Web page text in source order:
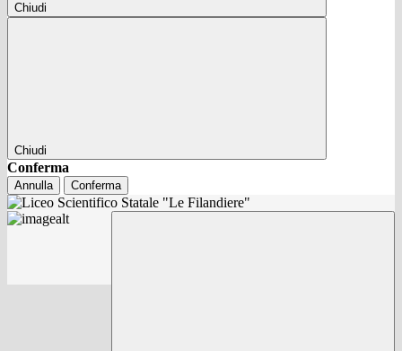
Chiudi
Chiudi
Conferma
Annulla Conferma